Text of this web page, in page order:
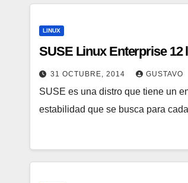
LINUX
SUSE Linux Enterprise
31 OCTUBRE, 2014 GUSTAVO
SUSE es una distro que tiene un
estabilidad que se busca para